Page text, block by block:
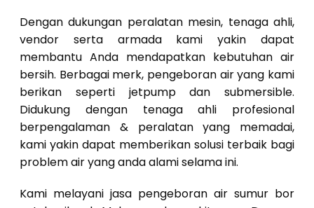
Dengan dukungan peralatan mesin, tenaga ahli,
vendor serta armada kami yakin dapat
membantu Anda mendapatkan kebutuhan air
bersih. Berbagai merk, pengeboran air yang kami
berikan seperti jetpump dan submersible.
Didukung dengan tenaga ahli profesional
berpengalaman & peralatan yang memadai,
kami yakin dapat memberikan solusi terbaik bagi
problem air yang anda alami selama ini.
Kami melayani jasa pengeboran air sumur bor